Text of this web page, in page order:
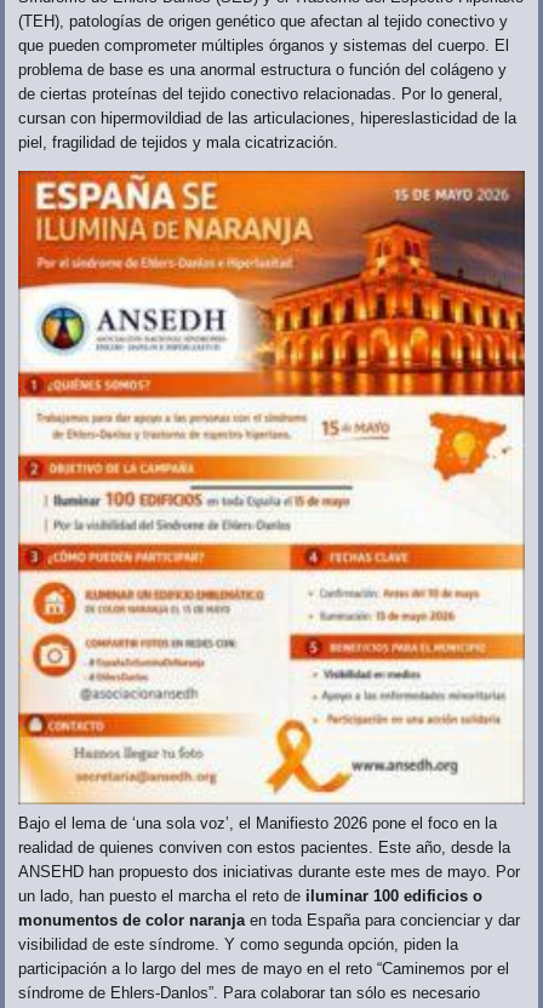
(TEH), patologías de origen genético que afectan al tejido conectivo y
que pueden comprometer múltiples órganos y sistemas del cuerpo. El
problema de base es una anormal estructura o función del colágeno y
de ciertas proteínas del tejido conectivo relacionadas. Por lo general,
cursan con hipermovildiad de las articulaciones, hipereslasticidad de la
piel, fragilidad de tejidos y mala cicatrización.
Bajo el lema de ‘una sola voz’, el Manifiesto 2026 pone el foco en la
realidad de quienes conviven con estos pacientes. Este año, desde la
ANSEHD han propuesto dos iniciativas durante este mes de mayo. Por
un lado, han puesto el marcha el reto de iluminar 100 edificios o
monumentos de color naranja en toda España para concienciar y dar
visibilidad de este síndrome. Y como segunda opción, piden la
participación a lo largo del mes de mayo en el reto “Caminemos por el
síndrome de Ehlers-Danlos”. Para colaborar tan sólo es necesario